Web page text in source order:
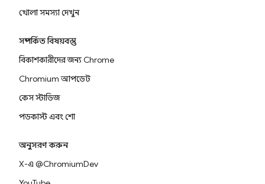
খোলা সমস্যা দেখুন
সম্পর্কিত বিষয়বস্তু
বিকাশকারীদের জন্য Chrome
Chromium আপডেট
কেস স্টাডিজ
পডকাস্ট এবং শো
অনুসরণ করুন
X-এ @ChromiumDev